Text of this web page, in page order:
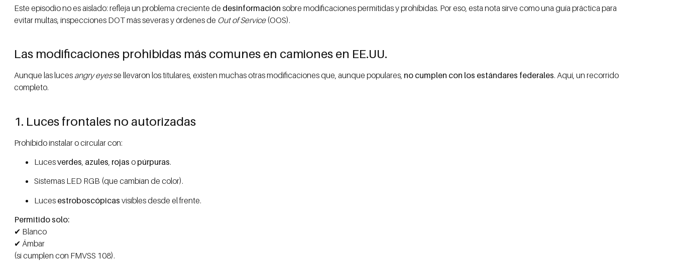
Este episodio no es aislado: refleja un problema creciente de desinformación sobre modificaciones permitidas y prohibidas. Por eso, esta nota sirve como una guía práctica para
evitar multas, inspecciones DOT más severas y órdenes de Out of Service(OOS).
Las modificaciones prohibidas más comunes en camiones en EE.UU.
Aunque las luces angry eyesse llevaron los titulares, existen muchas otras modificaciones que, aunque populares, no cumplen con los estándares federales. Aquí, un recorrido
completo.
1. Luces frontales no autorizadas
Prohibido instalar o circular con:
Lucesverdes azules rojas o púrpuras.
Sistemas LED RGB (que cambian de color).
Luces estroboscópicas visibles desde el frente.
Permitido solo:
✔ Blanco
✔ Ámbar
(si cumplen con FMVSS 108).